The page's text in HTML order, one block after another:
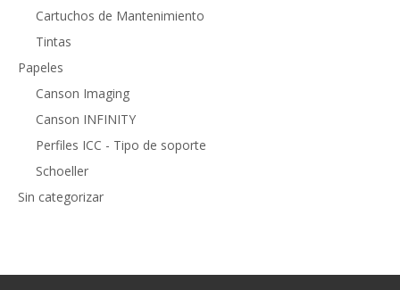
Cartuchos de Mantenimiento
Tintas
Papeles
Canson Imaging
Canson INFINITY
Perfiles ICC - Tipo de soporte
Schoeller
Sin categorizar